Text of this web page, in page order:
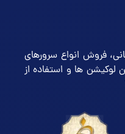
فروش انواع سرورهای
لوکیشن ها و استفاده از